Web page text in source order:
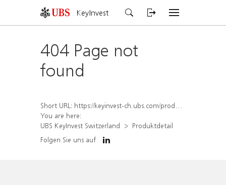
KeyInvest
404 Page not
found
Short URL: https://keyinvest-ch.ubs.com/produkt/detail/index/isin/CH1576564202
You are here:
UBS KeyInvest Switzerland
Produktdetail
Folgen Sie uns auf